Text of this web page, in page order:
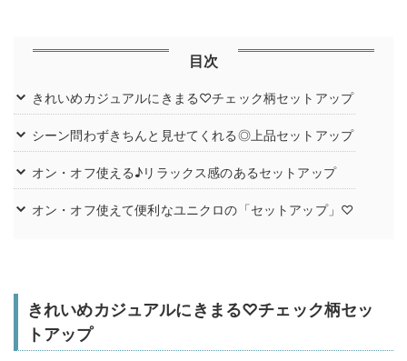
目次
きれいめカジュアルにきまる♡チェック柄セットアップ
シーン問わずきちんと見せてくれる◎上品セットアップ
オン・オフ使える♪リラックス感のあるセットアップ
オン・オフ使えて便利なユニクロの「セットアップ」♡
きれいめカジュアルにきまる♡チェック柄セッ
トアップ